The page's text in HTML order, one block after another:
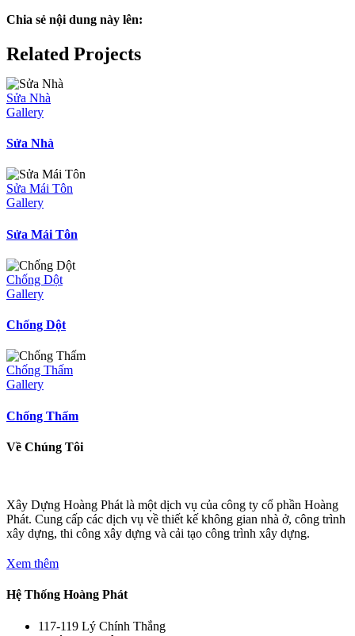
Chia sẻ nội dung này lên:
Facebook
X
Reddit
LinkedIn
WhatsApp
Telegram
Tumblr
Pinterest
Vk
Email
Related Projects
Sửa Nhà
Gallery
Sửa Nhà
Sửa Mái Tôn
Gallery
Sửa Mái Tôn
Chống Dột
Gallery
Chống Dột
Chống Thấm
Gallery
Chống Thấm
Về Chúng Tôi
Xây Dựng Hoàng Phát là một dịch vụ của công ty cổ phần Hoàng
Phát. Cung cấp các dịch vụ về thiết kế không gian nhà ở, công trình
xây dựng, thi công xây dựng và cải tạo công trình xây dựng.
Xem thêm
Hệ Thống Hoàng Phát
117-119 Lý Chính Thắng